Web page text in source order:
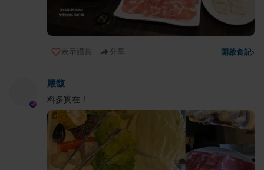
表示讚賞 分享 開啟食記›
嚴馥
料多實在！